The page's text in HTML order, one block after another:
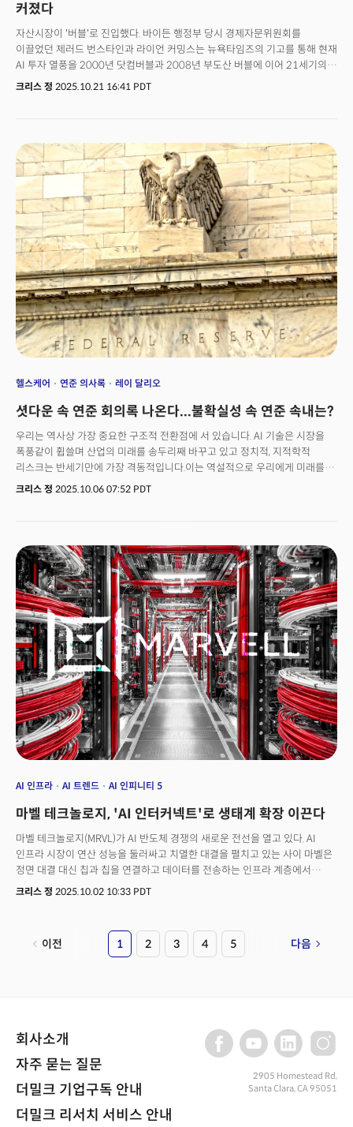
커졌다
자산시장이 '버블'로 진입했다. 바이든 행정부 당시 경제자문위원회를
이끌었던 제러드 번스타인과 라이언 커밍스는 뉴욕타임즈의 기고를 통해 현재
AI 투자 열풍을 2000년 닷컴버블과 2008년 부도산 버블에 이어 21세기의
세 번째 자산 버블로 규정했다. 이들은 현재 금융시장의 과도한 낙관이 경제
운용자산은 단 3개월 만에 1조 달러가 증가해 13조 5000억 달러에 도달했다.
문제는 이 정도 수준의 숫자들은 단순한 금융업계의 호황처럼 보기에는 너무
크고 빠르다는 것이다. 결국 그 이면에는 AI라는 이름으로 포장된 구조적
위험이 커지고 있다. 특히 블랙록이 현재 시장에 미치는 영향력은 크다.
블랙록이 운용하는 인덱스펀드는 펀드 시장의 절반 이상을 차지한다. 이
자금은 엔비디아와 마이크로소프트 같은 AI 관련 기업에 집중 투자되어 있다.
시장이 상승하면 인덱스펀드로 더 많은 돈이 몰려들고 이 돈은 결국 AI
기업으로 흘러간다. 선순환처럼 보이지만 실상은 자기강화 메커니즘이
작동하는 버블의 전형적 패턴이다.
크리스 정 2025.10.21 16:41 PDT
헬스케어 연준 의사록 레이 달리오
셧다운 속 연준 회의록 나온다...불확실성 속 연준 속내는?
우리는 역사상 가장 중요한 구조적 전환점에 서 있습니다. AI 기술은 시장을
폭풍같이 휩쓸며 산업의 미래를 송두리째 바꾸고 있고 정치적, 지적학적
리스크는 반세기만에 가장 격동적입니다.이는 역설적으로 우리에게 미래를
바꿀 기회가 오고 있음을 의미합니다. 하지만 잠재적 리스크에 그 어느때보다
진행되고 있었습니다.첫째, 2년간 철저히 외면받던 헬스케어 섹터에 역대급
내부자 매수세가 몰리며 '리레이팅(Re-rating)'의 문이 열렸습니다. 이는
단순한 밸류에이션 반등이 아니라 구조의 변화와 AI 도입이라는 구조적
전환의 시작점을 의미합니다.둘째, 프랑스 국채보다 프랑스 기업채가 더 낮은
금리로 거래되는 이례적 현상이 포착됐습니다. 이는 "국가 부채 =
안전자산"이라는 전후 금융 질서의 근간이 흔들리고 있다는 증거입니다.셋째,
레이 달리오가 37조 달러 미국 부채의 지속 불가능성을 경고하며 포트폴리오
재편을 공개했고 동시에 미국 정부 셧다운으로 경제 데이터마저 멈춰서면서
연준의 정책 판단에 안개가 드리웠습니다.이 세 가지는 각각 독립된 사건이
아닙니다.재정 신뢰 하락 → 국채 리스크 프리미엄 상승 → 자본의 기업 자산
선호 → 헬스케어 같은 디펜시브 성장 섹터로의 회귀라는 하나의 흐름 속에
있습니다. 시장은 이미 '포스트 국채 시대'를 준비하고 있으며, 그 자본은
빅테크와 헬스케어, 그리고 AI 인프라로 향하고 있습니다.투자자들이 아직
인식하지 못한 질문은 이것입니다: "국채가 더 이상 안전하지 않다면, 다음
즐거운 한가위 되시길 바랍니다.
크리스 정 2025.10.06 07:52 PDT
AI 인프라 AI 트렌드 AI 인피니티 5
마벨 테크놀로지, 'AI 인터커넥트'로 생태계 확장 이끈다
마벨 테크놀로지(MRVL)가 AI 반도체 경쟁의 새로운 전선을 열고 있다. AI
인프라 시장이 연산 성능을 둘러싸고 치열한 대결을 펼치고 있는 사이 마벨은
정면 대결 대신 칩과 칩을 연결하고 데이터를 전송하는 인프라 계층에서
입지를 다지고 있는 것이다.마벨의 실적은 AI 인프라 시장에서 이런 전략이
기록해 전년 동기 대비 58% 증가했다. 조정 기준 주당순이익은 0.67달러로
전년 대비 123%나 늘었고 영업이익률은 34.8%까지 확대됐다. 특히 매출의
간극이 AI 투자 붐에 열광하고 있는 투자자들의 기대를 채우기에는
역부족이었던 셈이다.
크리스 정 2025.10.02 10:33 PDT
이전 1 2 3 4 5 다음
회사소개
자주 묻는 질문
더밀크 기업구독 안내
더밀크 리서치 서비스 안내
2905 Homestead Rd,
Santa Clara, CA 95051